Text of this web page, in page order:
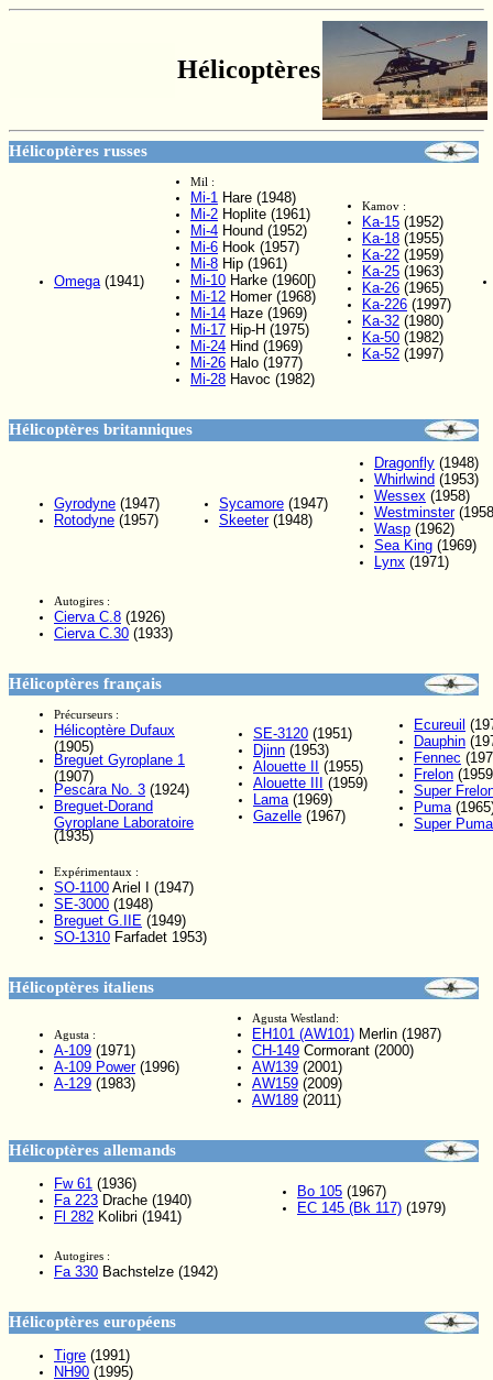
Hélicoptères
Hélicoptères russes
Omega (1941)
Mil :
Mi-1 Hare (1948)
Mi-2 Hoplite (1961)
Mi-4 Hound (1952)
Mi-6 Hook (1957)
Mi-8 Hip (1961)
Mi-10 Harke (1960[)
Mi-12 Homer (1968)
Mi-14 Haze (1969)
Mi-17 Hip-H (1975)
Mi-24 Hind (1969)
Mi-26 Halo (1977)
Mi-28 Havoc (1982)
Kamov :
Ka-15 (1952)
Ka-18 (1955)
Ka-22 (1959)
Ka-25 (1963)
Ka-26 (1965)
Ka-226 (1997)
Ka-32 (1980)
Ka-50 (1982)
Ka-52 (1997)
Hélicoptères britanniques
Gyrodyne (1947)
Rotodyne (1957)
Sycamore (1947)
Skeeter(1948)
Dragonfly (1948)
Whirlwind (1953)
Wessex (1958)
Westminster
Wasp (1962)
Sea King (1969)
Lynx (1971)
Autogires :
Cierva C.8 (1926)
Cierva C.30 (1933)
Hélicoptères français
Précurseurs :
Hélicoptère Dufaux
(1905)
Breguet Gyroplane 1
(1907)
Pescara No. 3 (1924)
Breguet-Dorand
Gyroplane Laboratoire
(1935)
SE-3120 (1951)
Djinn (1953)
Alouette II (1955)
Alouette III (1959)
Lama (1969)
Gazelle (1967)
Ecureuil
Dauphin
Fennec
Frelon
Super
Puma
Super Puma
Expérimentaux :
SO-1100 Ariel I (1947)
SE-3000 (1948)
Breguet G.IIE (1949)
SO-1310 Farfadet 1953)
Hélicoptères italiens
Agusta :
A-109 (1971)
A-109 Power(1996)
A-129 (1983)
Agusta Westland:
EH101 (AW101) Merlin (1987)
CH-149 Cormorant (2000)
AW139 (2001)
AW159 (2009)
AW189 (2011)
Hélicoptères allemands
Fw 61 (1936)
Fa 223 Drache (1940)
Fl 282 Kolibri (1941)
Bo 105 (1967)
EC 145 (Bk 117) (1979)
Autogires :
Fa 330 Bachstelze (1942)
Hélicoptères européens
Tigre (1991)
NH90 (1995)